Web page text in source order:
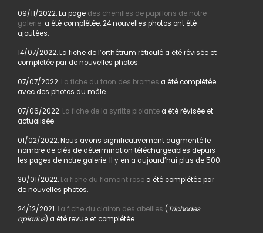
09/11/2022. La page des chenilles de papillons de notre
galerie a été complétée. 24 nouvelles photos ont été
ajoutées.
14/07/2022. La fiche de l’orthétrum réticulé a été révisée et
complétée par de nouvelles photos.
07/07/2022. La fiche du taon des bromes a été complétée
avec des photos du mâle.
07/06/2022. La fiche de la syritte piolantea été révisée et
actualisée.
01/02/2022. Nous avons significativement augmenté le
nombre de clés de détermination téléchargeables depuis
les pages de notre galerie. Il y en a aujourd’hui plus de 500.
30/01/2022. La fiche du flamant rosea été complétée par
de nouvelles photos.
24/12/2021. La fiche du clairon des abeilles ( Trichodes
apiarius) a été revue et complétée.